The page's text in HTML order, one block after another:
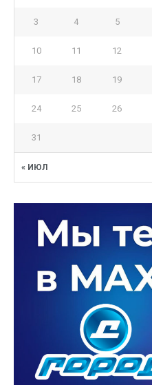
« ИЮЛ
3 4 5
10 11 12
17 18 19
24 25 26
31